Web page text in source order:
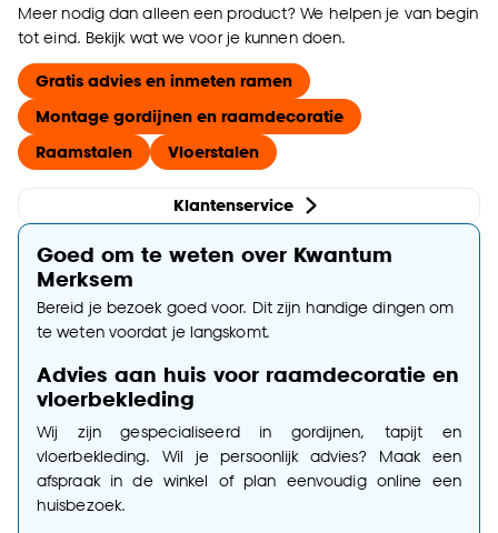
Meer nodig dan alleen een product? We helpen je van begin
tot eind. Bekijk wat we voor je kunnen doen.
Gratis advies en inmeten ramen
Montage gordijnen en raamdecoratie
Raamstalen
Vloerstalen
Klantenservice
Goed om te weten over Kwantum
Merksem
Bereid je bezoek goed voor. Dit zijn handige dingen om
te weten voordat je langskomt.
Advies aan huis voor raamdecoratie en
vloerbekleding
Wij zijn gespecialiseerd in gordijnen, tapijt en
vloerbekleding. Wil je persoonlijk advies? Maak een
afspraak in de winkel of plan eenvoudig online een
huisbezoek.